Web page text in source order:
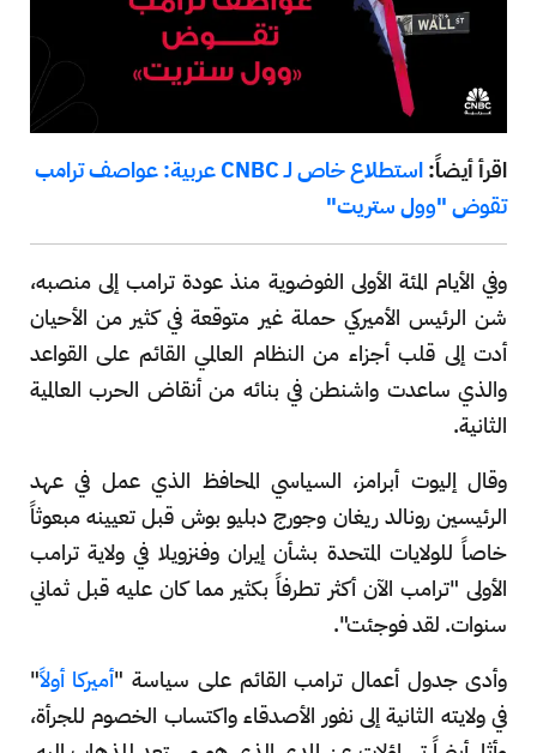
اقرأ أيضاً:
استطلاع خاص لـ CNBC عربية: عواصف ترامب
تقوض "وول ستريت"
وفي الأيام المئة الأولى الفوضوية منذ عودة ترامب إلى منصبه،
شن الرئيس الأميركي حملة غير متوقعة في كثير من الأحيان
أدت إلى قلب أجزاء من النظام العالمي القائم على القواعد
والذي ساعدت واشنطن في بنائه من أنقاض الحرب العالمية
الثانية.
وقال إليوت أبرامز، السياسي المحافظ الذي عمل في عهد
الرئيسين رونالد ريغان وجورج دبليو بوش قبل تعيينه مبعوثاً
خاصاً للولايات المتحدة بشأن إيران وفنزويلا في ولاية ترامب
الأولى "ترامب الآن أكثر تطرفاً بكثير مما كان عليه قبل ثماني
سنوات. لقد فوجئت".
وأدى جدول أعمال ترامب القائم على سياسة "أميركا أولاً"
في ولايته الثانية إلى نفور الأصدقاء واكتساب الخصوم للجرأة،